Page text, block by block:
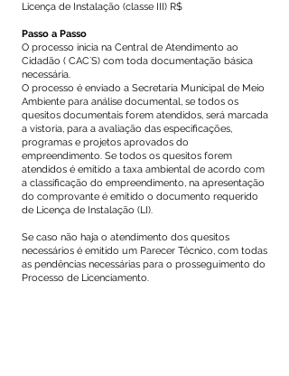
Licença de Instalação (classe III) R$
Passo a Passo
O processo inicia na Central de Atendimento ao
Cidadão ( CAC´S) com toda documentação básica
necessária.
O processo é enviado a Secretaria Municipal de Meio
Ambiente para análise documental, se todos os
quesitos documentais forem atendidos, será marcada
a vistoria, para a avaliação das especificações,
programas e projetos aprovados do
empreendimento. Se todos os quesitos forem
atendidos é emitido a taxa ambiental de acordo com
a classificação do empreendimento, na apresentação
do comprovante é emitido o documento requerido
de Licença de Instalação (LI).
Se caso não haja o atendimento dos quesitos
necessários é emitido um Parecer Técnico, com todas
as pendências necessárias para o prosseguimento do
Processo de Licenciamento.